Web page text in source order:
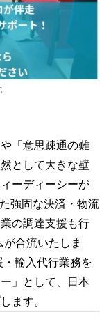
「意思疎通の難
として大きな壁
ーディーシーが
強固な決済・物流
の調達支援も行
合流いたしま
輸入代行業務を
」として、日本
ます。